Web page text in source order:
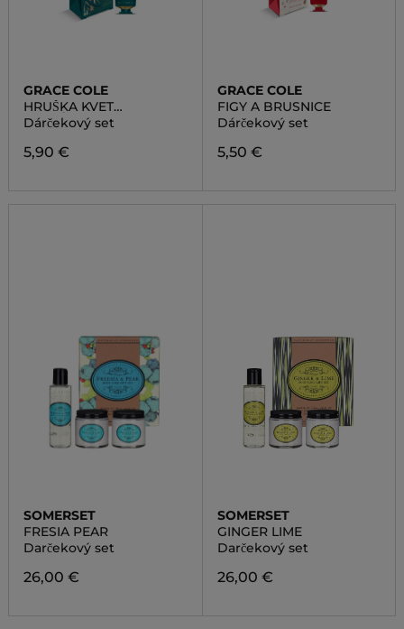
GRACE COLE
HRUŠKA KVET
NEKTÁRINKY
Dárčekový set
5,90 €
GRACE COLE
FIGY A BRUSNICE
Dárčekový set
5,50 €
SOMERSET
FRESIA PEAR
Darčekový set
26,00 €
SOMERSET
GINGER LIME
Darčekový set
26,00 €